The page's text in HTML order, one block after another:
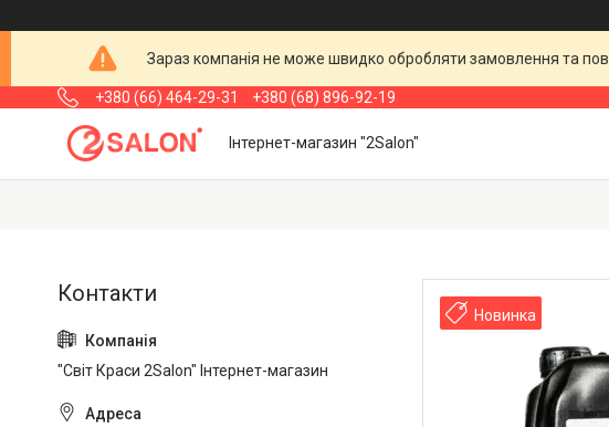
Зараз компанія не може швидко обробляти замовлення та
+380 (66) 464-29-31 +380 (68) 896-92-19
Інтернет-магазин "2Salon"
Новинка
"Світ Краси 2Salon" Інтернет-магазин